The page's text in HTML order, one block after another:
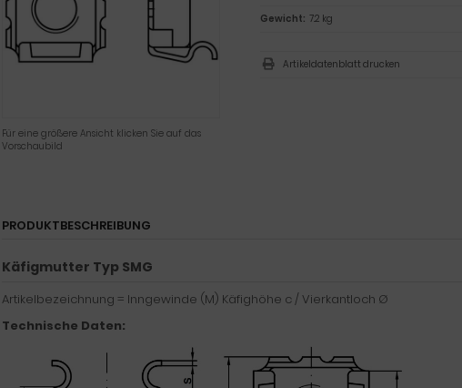
Für eine größere Ansicht klicken Sie auf das
Vorschaubild
Gewicht: 7.2 kg
Artikeldatenblatt drucken
PRODUKTBESCHREIBUNG
Käfigmutter Typ SMG
Artikelbezeichnung = Inngewinde (M) Käfighöhe c / Vierkantloch Ø
Technische Daten: